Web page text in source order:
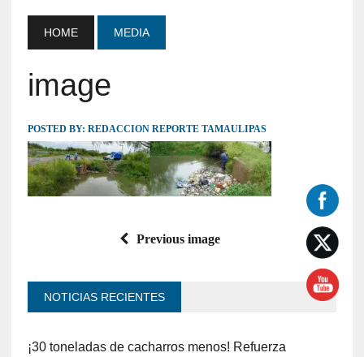
HOME MEDIA
image
POSTED BY: REDACCION REPORTE TAMAULIPAS
Previous image
NOTICIAS RECIENTES
¡30 toneladas de cacharros menos! Refuerza